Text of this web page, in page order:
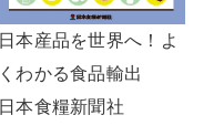
日本産品を世界へ！よ
くわかる食品輸出
日本食糧新聞社